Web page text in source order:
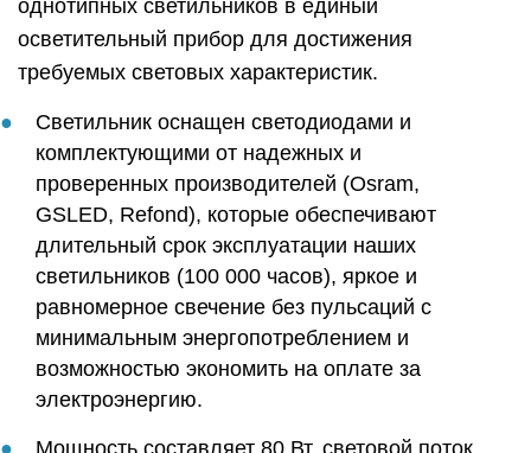
однотипных светильников в единый
осветительный прибор для достижения
требуемых световых характеристик.
Светильник оснащен светодиодами и
комплектующими от надежных и
проверенных производителей (Osram,
GSLED, Refond), которые обеспечивают
длительный срок эксплуатации наших
светильников (100 000 часов), яркое и
равномерное свечение без пульсаций с
минимальным энергопотреблением и
возможностью экономить на оплате за
электроэнергию.
Мощность составляет 80 Вт, световой поток